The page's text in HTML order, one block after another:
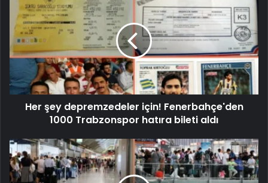
Her şey depremzedeler için! Fenerbahçe'den
1000 Trabzonspor hatıra bileti aldı